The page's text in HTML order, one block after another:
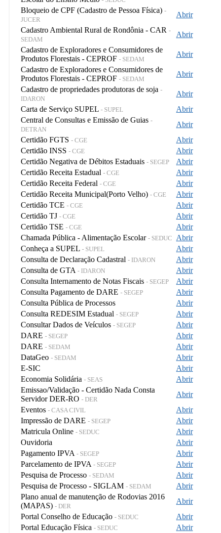
Bloqueio de CPF (Cadastro de Pessoa Física) -
JUCER
Abrir
Cadastro Ambiental Rural de Rondônia - CAR -
SEDAM
Abrir
Cadastro de Exploradores e Consumidores de
Produtos Florestais - CEPROF - SEDAM
Abrir
Cadastro de Exploradores e Consumidores de
Produtos Florestais - CEPROF - SEDAM
Abrir
Cadastro de propriedades produtoras de soja -
IDARON
Abrir
Carta de Serviço SUPEL - SUPEL
Abrir
Central de Consultas e Emissão de Guias -
DETRAN
Abrir
Certidão FGTS - CGE
Abrir
Certidão INSS - CGE
Abrir
Certidão Negativa de Débitos Estaduais - SEGEP
Abrir
Certidão Receita Estadual - CGE
Abrir
Certidão Receita Federal - CGE
Abrir
Certidão Receita Municipal(Porto Velho) - CGE
Abrir
Certidão TCE - CGE
Abrir
Certidão TJ - CGE
Abrir
Certidão TSE - CGE
Abrir
Chamada Pública - Alimentação Escolar - SEDUC
Abrir
Conheça a SUPEL - SUPEL
Abrir
Consulta de Declaração Cadastral - IDARON
Abrir
Consulta de GTA - IDARON
Abrir
Consulta Internamento de Notas Fiscais - SEGEP
Abrir
Consulta Pagamento de DARE - SEGEP
Abrir
Consulta Pública de Processos
Abrir
Consulta REDESIM Estadual - SEGEP
Abrir
Consultar Dados de Veículos - SEGEP
Abrir
DARE - SEGEP
Abrir
DARE - SEDAM
Abrir
DataGeo - SEDAM
Abrir
E-SIC
Abrir
Economia Solidária - SEAS
Abrir
Emissao/Validação - Certidão Nada Consta
Servidor DER-RO - DER
Abrir
Eventos - CASA CIVIL
Abrir
Impressão de DARE - SEGEP
Abrir
Matricula Online - SEDUC
Abrir
Ouvidoria
Abrir
Pagamento IPVA - SEGEP
Abrir
Parcelamento de IPVA - SEGEP
Abrir
Pesquisa de Processo - SEDAM
Abrir
Pesquisa de Processo - SIGLAM - SEDAM
Abrir
Plano anual de manutenção de Rodovias 2016
(MAPAS) - DER
Abrir
Portal Conselho de Educação - SEDUC
Abrir
Portal Educação Física - SEDUC
Abrir